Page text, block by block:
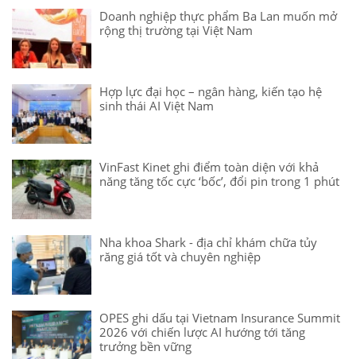
Doanh nghiệp thực phẩm Ba Lan muốn mở
rộng thị trường tại Việt Nam
Hợp lực đại học – ngân hàng, kiến tạo hệ
sinh thái AI Việt Nam
VinFast Kinet ghi điểm toàn diện với khả
năng tăng tốc cực ‘bốc’, đổi pin trong 1 phút
Nha khoa Shark - địa chỉ khám chữa tủy
răng giá tốt và chuyên nghiệp
OPES ghi dấu tại Vietnam Insurance Summit
2026 với chiến lược AI hướng tới tăng
trưởng bền vững